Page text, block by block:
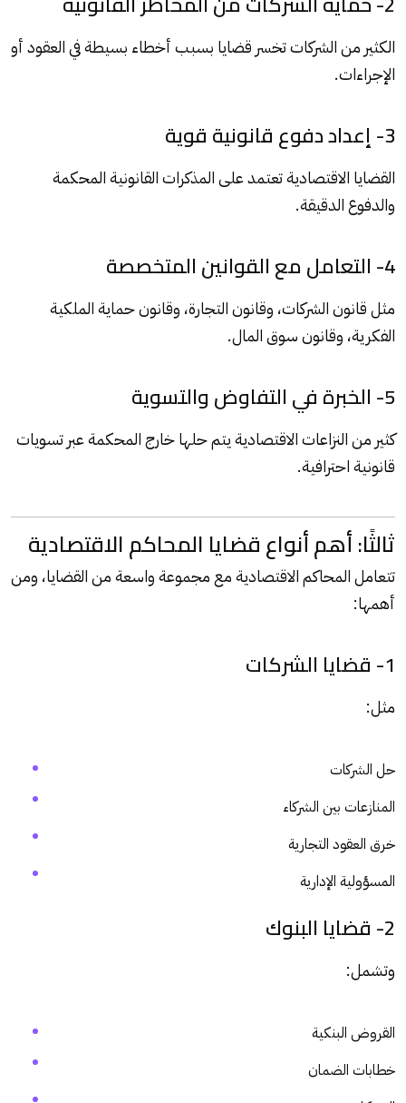
الكثير من الشركات تخسر قضايا بسبب أخطاء بسيطة في العقود أو
الإجراءات.
3- إعداد دفوع قانونية قوية
القضايا الاقتصادية تعتمد على المذكرات القانونية المحكمة
والدفوع الدقيقة.
4- التعامل مع القوانين المتخصصة
مثل قانون الشركات، وقانون التجارة، وقانون حماية الملكية
الفكرية، وقانون سوق المال.
5- الخبرة في التفاوض والتسوية
كثير من النزاعات الاقتصادية يتم حلها خارج المحكمة عبر تسويات
قانونية احترافية.
ثالثًا: أهم أنواع قضايا المحاكم الاقتصادية
تتعامل المحاكم الاقتصادية مع مجموعة واسعة من القضايا، ومن
أهمها:
1- قضايا الشركات
مثل:
حل الشركات
المنازعات بين الشركاء
خرق العقود التجارية
المسؤولية الإدارية
2- قضايا البنوك
وتشمل:
القروض البنكية
خطابات الضمان